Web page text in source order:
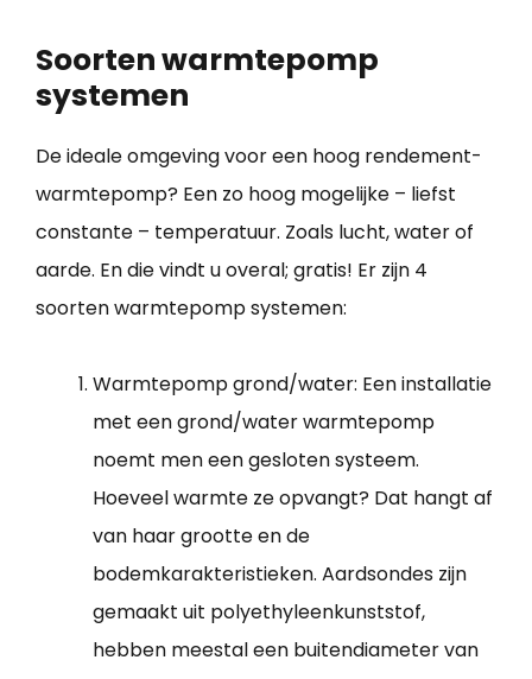
Soorten warmtepomp
systemen
De ideale omgeving voor een hoog rendement-
warmtepomp? Een zo hoog mogelijke – liefst
constante – temperatuur. Zoals lucht, water of
aarde. En die vindt u overal; gratis! Er zijn 4
soorten warmtepomp systemen:
Warmtepomp grond/water: Een installatie
met een grond/water warmtepomp
noemt men een gesloten systeem.
Hoeveel warmte ze opvangt? Dat hangt af
van haar grootte en de
bodemkarakteristieken. Aardsondes zijn
gemaakt uit polyethyleenkunststof,
hebben meestal een buitendiameter van